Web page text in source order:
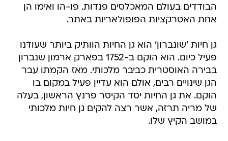
הבודדים בעולם המאכלסים פנדות. פו-הו ואימו הן
אחת האטרקציות הפופולאריות באתר.
גן חיות 'שונברון' הוא גן החיות הוותיק ביותר שעודנו
פעיל כיום. הוא הוקם ב-1752 בפארק ארמון שנברון
בבירה האוסטרית כביבר מלכותי. מאז הקמתו עבר
הגן שינויים רבים, אולם הוא עדיין פעיל במקום בו
הוקם. את גן החיות יסד הקיסר פרנץ הראשון, בעלה
של מריה תרזה, אשר רצה להקים גן חיות מלכותי
במושב הקיץ שלו.